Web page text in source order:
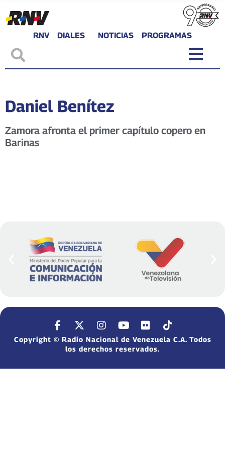
RNV DIALES NOTICIAS PROGRAMAS
Daniel Benítez
Zamora afronta el primer capítulo copero en
Barinas
Copyright © Radio Nacional de Venezuela C.A. Todos
los derechos reservados.